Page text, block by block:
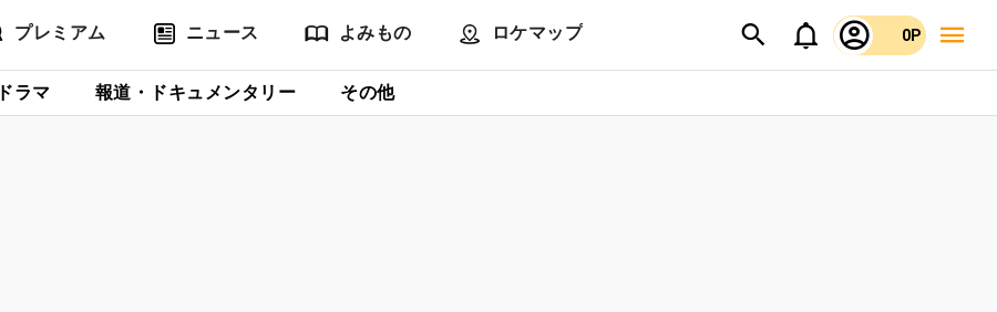
プレミアム ニュース よみもの ロケマップ 0P
ドラマ 報道・ドキュメンタリー その他